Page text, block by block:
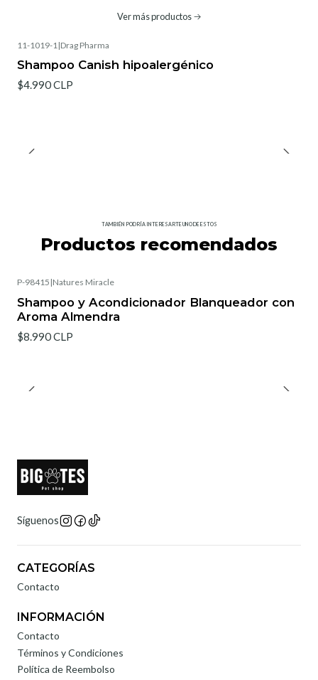
Ver más productos
11-1019-1|Drag Pharma
Shampoo Canish hipoalergénico
$4.990 CLP
TAMBIÉN PODRÍA INTERESARTE UNO DE ESTOS
Productos recomendados
P-98415 |Natures Miracle
Shampoo y Acondicionador Blanqueador con
Aroma Almendra
$8.990 CLP
Síguenos
CATEGORÍAS
Contacto
INFORMACIÓN
Contacto
Términos y Condiciones
Política de Reembolso